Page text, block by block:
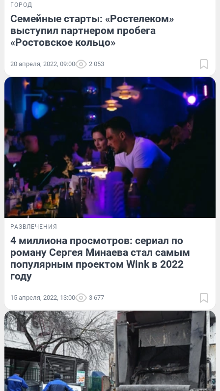
ГОРОД
Семейные старты: «Ростелеком»
выступил партнером пробега
«Ростовское кольцо»
20 апреля, 2022, 09:00 2 053
РАЗВЛЕЧЕНИЯ
4 миллиона просмотров: сериал по
роману Сергея Минаева стал самым
популярным проектом Wink в 2022
году
15 апреля, 2022, 13:00 3 677